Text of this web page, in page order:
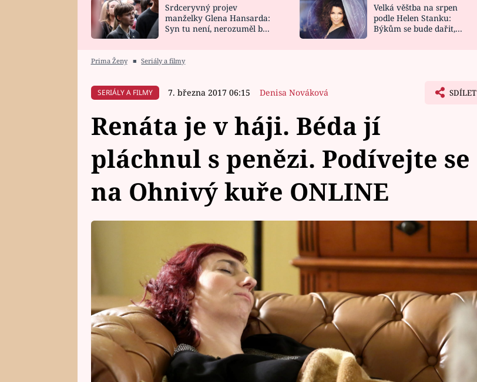
HOROSKOP NA
CELEBRITY
VAŘENÍ
NOVINKY
VIDEORECEPTY
Srdceryvný projev
manželky Glena Hansarda:
Syn tu není, nerozuměl by
Velká věštba na srpen
podle Helen Stanku:
Býkům se bude dařit,
Prima Ženy ■ Seriály a filmy
SERIÁLY A FILMY 7. března 2017 06:15 Denisa Nováková SDÍLET
Renáta je v háji. Béda jí
pláchnul s penězi. Podívejte se
na Ohnivý kuře ONLINE